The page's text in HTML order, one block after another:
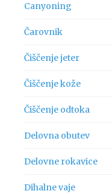
Canyoning
Čarovnik
Čiščenje jeter
Čiščenje kože
Čiščenje odtoka
Delovna obutev
Delovne rokavice
Dihalne vaje